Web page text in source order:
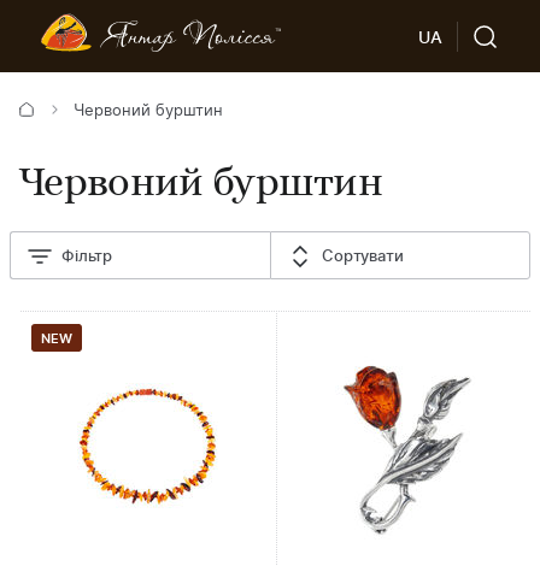
UA
Червоний бурштин
Червоний бурштин
Фільтр Сортувати
NEW